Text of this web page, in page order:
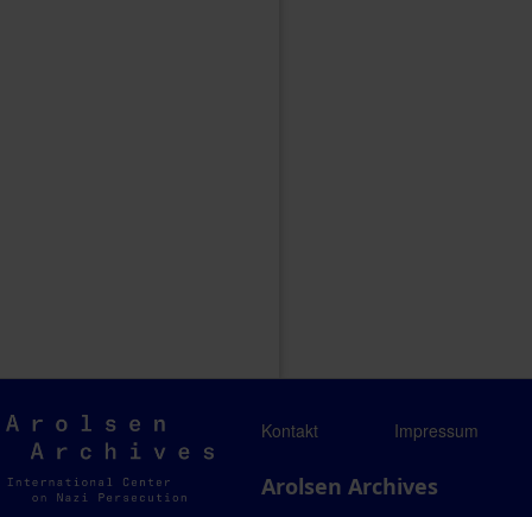
Arolsen
Archives
Kontakt Impressum
Arolsen Archives